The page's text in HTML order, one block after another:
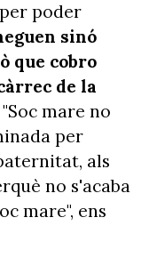
poder
sinó
que cobro
de la
mare no
per
als
no s'acaba
mare", ens